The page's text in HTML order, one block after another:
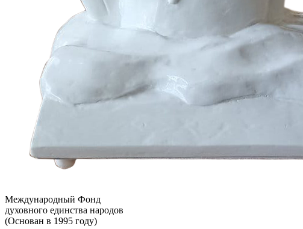
Международный Фонд
духовного единства народов
(Основан в 1995 году)